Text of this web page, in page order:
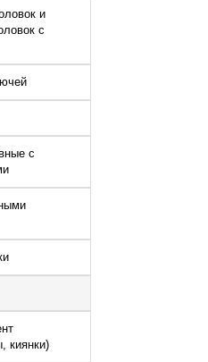
и
с
с
киянки)